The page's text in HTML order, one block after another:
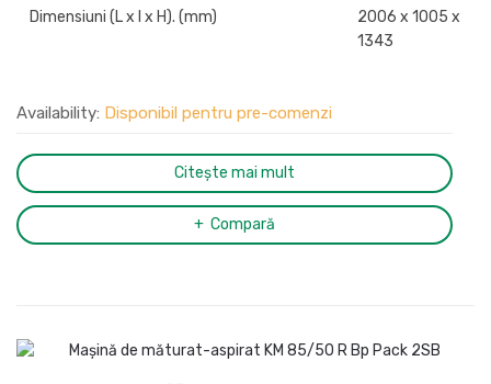
Dimensiuni (L x l x H). (mm)
2006 x 1005 x
1343
Availability: Disponibil pentru pre-comenzi
Citește mai mult
Compară